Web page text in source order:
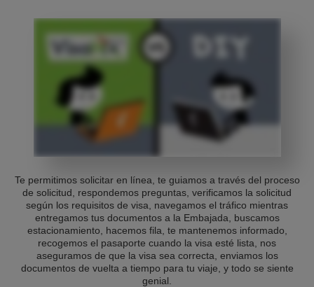
Te permitimos solicitar en línea, te guiamos a través del proceso
de solicitud, respondemos preguntas, verificamos la solicitud
según los requisitos de visa, navegamos el tráfico mientras
entregamos tus documentos a la Embajada, buscamos
estacionamiento, hacemos fila, te mantenemos informado,
recogemos el pasaporte cuando la visa esté lista, nos
aseguramos de que la visa sea correcta, enviamos los
documentos de vuelta a tiempo para tu viaje, y todo se siente
genial.